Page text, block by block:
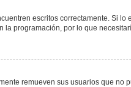
escritos correctamente. Si
la programación, por lo que
remueven sus usuarios que no